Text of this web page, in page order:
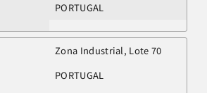
PORTUGAL
Zona Industrial, Lote 70
PORTUGAL